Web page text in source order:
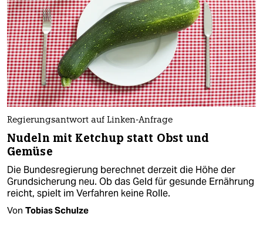
Regierungsantwort auf Linken-Anfrage
Nudeln mit Ketchup statt Obst und
Gemüse
Die Bundesregierung berechnet derzeit die Höhe der
Grundsicherung neu. Ob das Geld für gesunde Ernährung
reicht, spielt im Verfahren keine Rolle.
Von Tobias Schulze